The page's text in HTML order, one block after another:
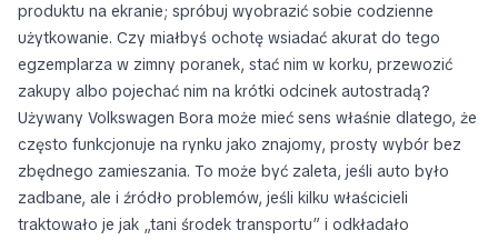
produktu na ekranie; spróbuj wyobrazić sobie codzienne
użytkowanie. Czy miałbyś ochotę wsiadać akurat do tego
egzemplarza w zimny poranek, stać nim w korku, przewozić
zakupy albo pojechać nim na krótki odcinek autostradą?
Używany Volkswagen Bora może mieć sens właśnie dlatego, że
często funkcjonuje na rynku jako znajomy, prosty wybór bez
zbędnego zamieszania. To może być zaleta, jeśli auto było
zadbane, ale i źródło problemów, jeśli kilku właścicieli
traktowało je jak „tani środek transportu” i odkładało